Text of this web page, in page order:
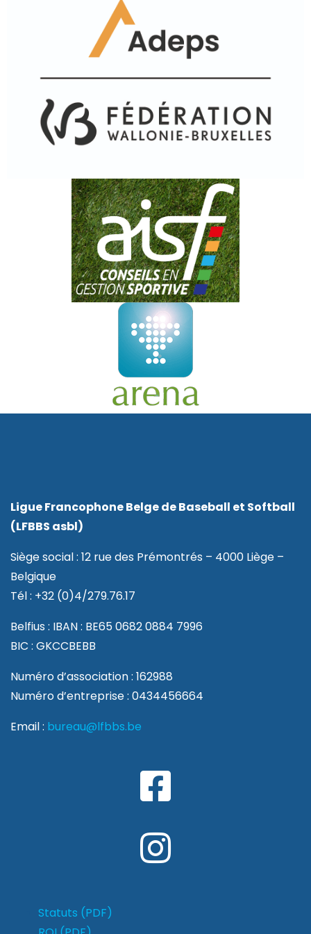
Ligue Francophone Belge de Baseball et Softball
(LFBBS asbl)
Siège social : 12 rue des Prémontrés – 4000 Liège –
Belgique
Tél : +32 (0)4/279.76.17
Belfius : IBAN : BE65 0682 0884 7996
BIC : GKCCBEBB
Numéro d’association : 162988
Numéro d’entreprise : 0434456664
Email : bureau@lfbbs.be
Statuts (PDF)